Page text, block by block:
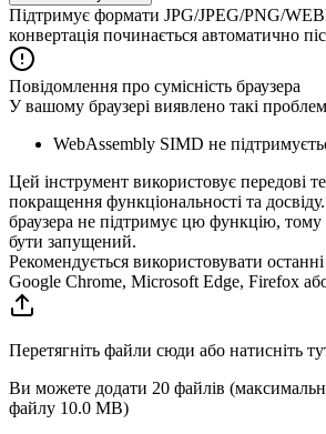
Підтримує формати JPG/JPEG/PNG/
конвертація починається автоматично
Повідомлення про сумісність браузера
У вашому браузері виявлено такі
WebAssembly SIMD не
Цей інструмент використовує передові
покращення функціональності та
браузера не підтримує цю функцію,
бути запущений.
Рекомендується використовувати останні
Google Chrome, Microsoft Edge, Firefox
Перетягніть файли сюди або натисніть
Ви можете додати 20 файлів
файлу 10.0 MB)